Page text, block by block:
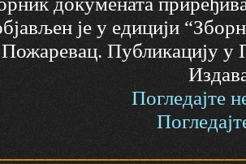
је у едицији
Пожаревац. Публикацију у
Погледајте